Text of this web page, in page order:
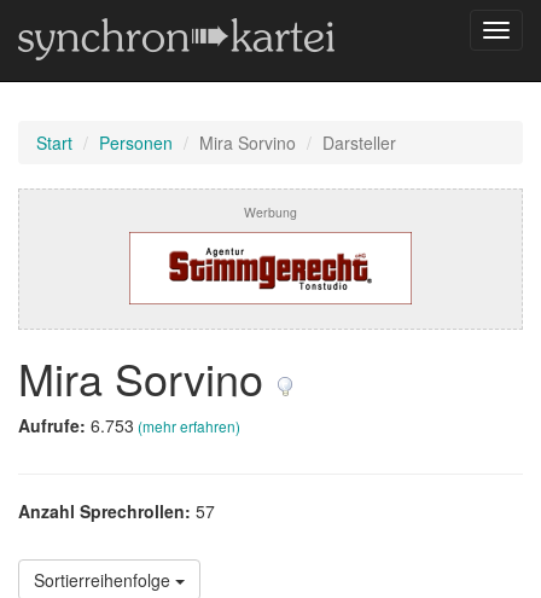
Start Personen Mira Sorvino Darsteller
Werbung
Mira Sorvino
Aufrufe: 6.753 (mehr erfahren)
Anzahl Sprechrollen: 57
Sortierreihenfolge